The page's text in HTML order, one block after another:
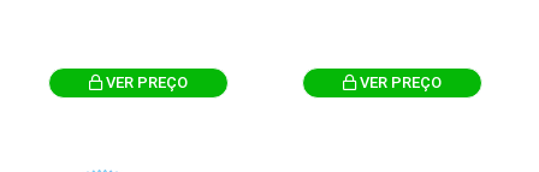
VER PREÇO VER PREÇO